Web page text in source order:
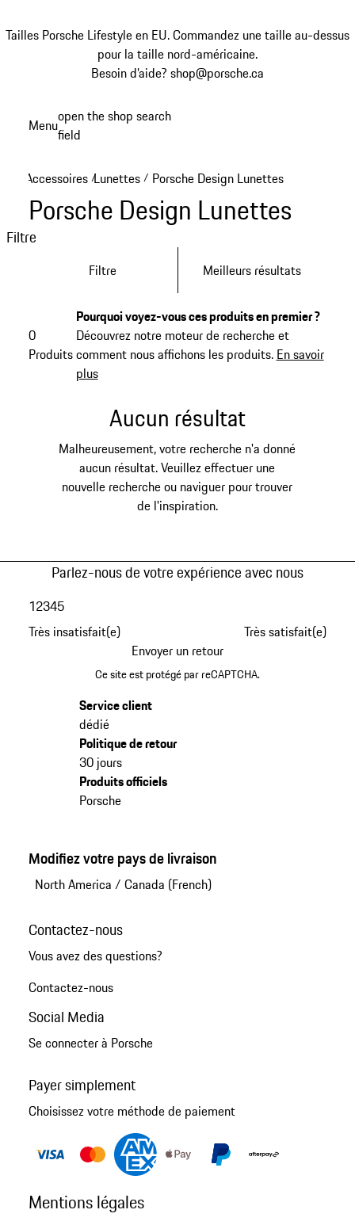
Tailles Porsche Lifestyle en EU. Commandez une taille au-dessus
pour la taille nord-américaine.
Besoin d’aide? shop@porsche.ca
Menuopen the shop search
field
Accessoires /Lunettes / Porsche Design Lunettes
Porsche Design Lunettes
Filtre
Filtre Meilleurs résultats
0
Produits
Pourquoi voyez-vous ces produits en premier ?
Découvrez notre moteur de recherche et
comment nous affichons les produits. En savoir
plus
Aucun résultat
Malheureusement, votre recherche n'a donné
aucun résultat. Veuillez effectuer une
nouvelle recherche ou naviguer pour trouver
de l'inspiration.
Parlez-nous de votre expérience avec nous
Très insatisfait(e)
12345
Très satisfait(e)
Envoyer un retour
Ce site est protégé par reCAPTCHA.
Service client
dédié
Politique de retour
30 jours
Produits officiels
Porsche
Modifiez votre pays de livraison
North America / Canada (French)
Contactez-nous
Vous avez des questions?
Contactez-nous
Social Media
Se connecter à Porsche
Payer simplement
Choisissez votre méthode de paiement
Mentions légales